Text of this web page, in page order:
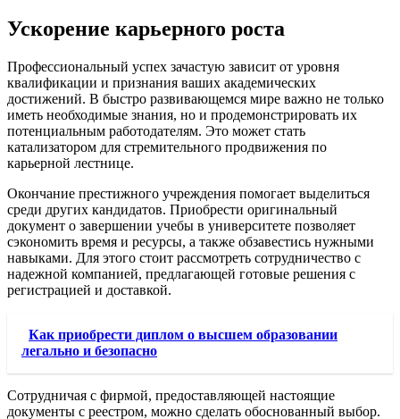
Ускорение карьерного роста
Профессиональный успех зачастую зависит от уровня
квалификации и признания ваших академических
достижений. В быстро развивающемся мире важно не только
иметь необходимые знания, но и продемонстрировать их
потенциальным работодателям. Это может стать
катализатором для стремительного продвижения по
карьерной лестнице.
Окончание престижного учреждения помогает выделиться
среди других кандидатов. Приобрести оригинальный
документ о завершении учебы в университете позволяет
сэкономить время и ресурсы, а также обзавестись нужными
навыками. Для этого стоит рассмотреть сотрудничество с
надежной компанией, предлагающей готовые решения с
регистрацией и доставкой.
Как приобрести диплом о высшем образовании
легально и безопасно
Сотрудничая с фирмой, предоставляющей настоящие
документы с реестром, можно сделать обоснованный выбор.